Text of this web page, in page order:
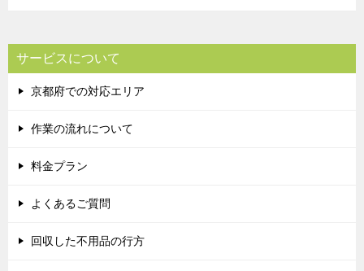
サービスについて
京都府での対応エリア
作業の流れについて
料金プラン
よくあるご質問
回収した不用品の行方